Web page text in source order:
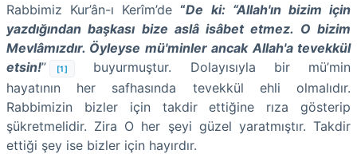
Rabbimiz Kur’ân-ı Kerîm’de “De ki: “Allah'ın bizim için
yazdığından başkası bize aslâ isâbet etmez. O bizim
Mevlâmızdır. Öyleyse mü'minler ancak Allah'a tevekkül
etsin!” [1]
buyurmuştur. Dolayısıyla bir mü’min
hayatının her safhasında tevekkül ehli olmalıdır.
Rabbimizin bizler için takdir ettiğine rıza gösterip
şükretmelidir. Zira O her şeyi güzel yaratmıştır. Takdir
ettiği şey ise bizler için hayırdır.